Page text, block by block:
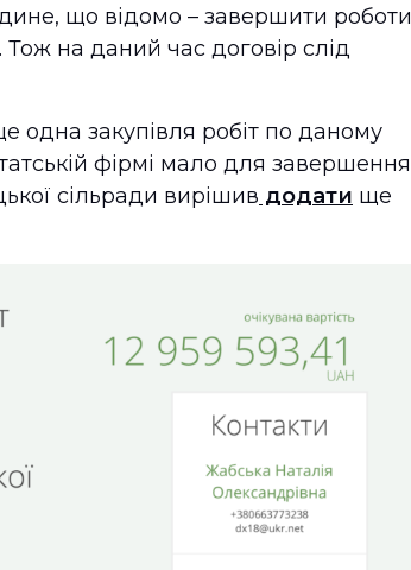
що відомо – завершити роботи
на даний час договір слід
одна закупівля робіт по даному
фірмі мало для завершення
сільради вирішив додати ще